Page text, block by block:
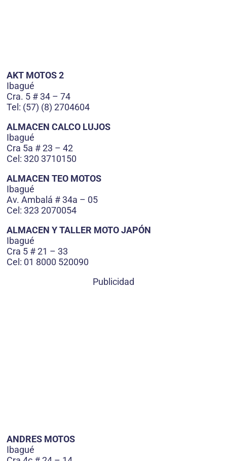
AKT MOTOS 2
Ibagué
Cra. 5 # 34 – 74
Tel: (57) (8) 2704604
ALMACEN CALCO LUJOS
Ibagué
Cra 5a # 23 – 42
Cel: 320 3710150
ALMACEN TEO MOTOS
Ibagué
Av. Ambalá # 34a – 05
Cel: 323 2070054
ALMACEN Y TALLER MOTO JAPÓN
Ibagué
Cra 5 # 21 – 33
Cel: 01 8000 520090
Publicidad
ANDRES MOTOS
Ibagué